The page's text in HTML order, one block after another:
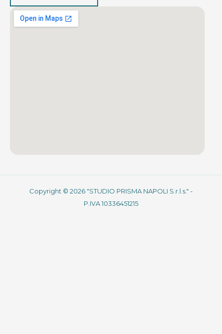
Copyright © 2026 "STUDIO PRISMA NAPOLI S.r.l.s." -
P.IVA 10336451215